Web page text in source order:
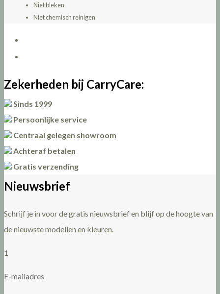
Niet bleken
Niet chemisch reinigen
Zekerheden bij CarryCare:
Sinds 1999
Persoonlijke service
Centraal gelegen showroom
Achteraf betalen
Gratis verzending
Nieuwsbrief
Schrijf je in voor de gratis nieuwsbrief en blijf op de hoogte van
de nieuwste modellen en kleuren.
1
E-mailadres